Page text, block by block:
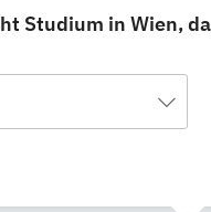
Studium in Wien,